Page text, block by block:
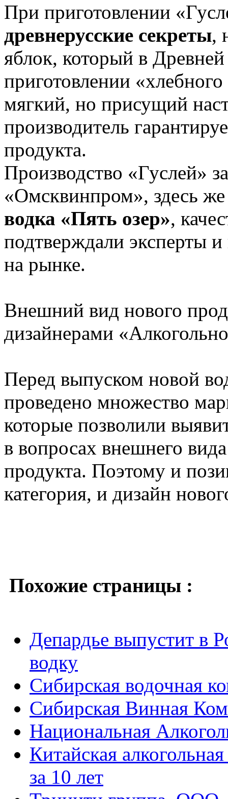
При приготовлении
древнерусские секреты,
яблок, который в
приготовлении
мягкий, но присущий
производитель
продукта.
Производство «Гуслей»
«Омсквинпром», здесь
водка «Пять озер»,
подтверждали эксперты
на рынке.
Внешний вид нового
дизайнерами
Перед выпуском новой
проведено множество
которые позволили
в вопросах внешнего
продукта. Поэтому и
категория, и дизайн
Похожие страницы :
Депардье выпустит в
водку
Сибирская водочная
Сибирская Винная
Национальная
Китайская
за 10 лет